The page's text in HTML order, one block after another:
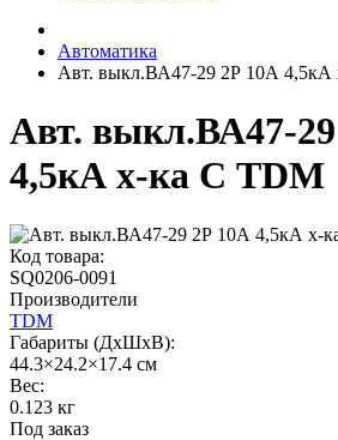
Автоматика
Авт. выкл.ВА47-29 2Р 10А 4,5кА
Авт. выкл.ВА47-
4,5кА х-ка С TDM
Код товара:
SQ0206-0091
Производители
TDM
Габариты (ДхШхВ):
44.3×24.2×17.4 см
Вес:
0.123 кг
Под заказ